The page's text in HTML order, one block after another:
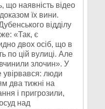
що наявність відео
їх вини.
відділу
«Так, є
двох осіб, що в
по цій вулиці. Але
злочин». У
увірвався: люди
два тижні на
і пригрозили,
над